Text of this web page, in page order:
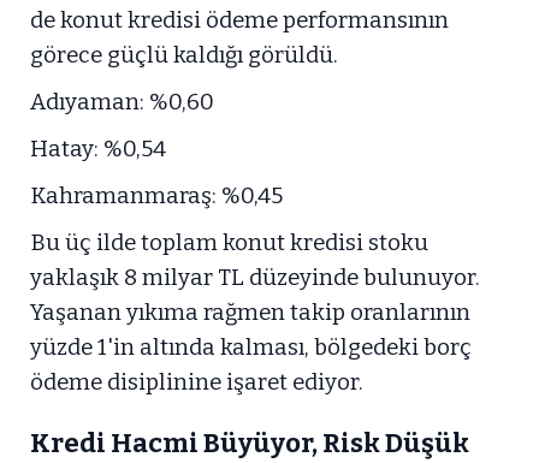
de konut kredisi ödeme performansının
görece güçlü kaldığı görüldü.
Adıyaman: %0,60
Hatay: %0,54
Kahramanmaraş: %0,45
Bu üç ilde toplam konut kredisi stoku
yaklaşık 8 milyar TL düzeyinde bulunuyor.
Yaşanan yıkıma rağmen takip oranlarının
yüzde 1'in altında kalması, bölgedeki borç
ödeme disiplinine işaret ediyor.
Kredi Hacmi Büyüyor, Risk Düşük